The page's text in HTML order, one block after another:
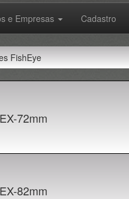
e Empresas Cadastro
FishEye
72mm
82mm